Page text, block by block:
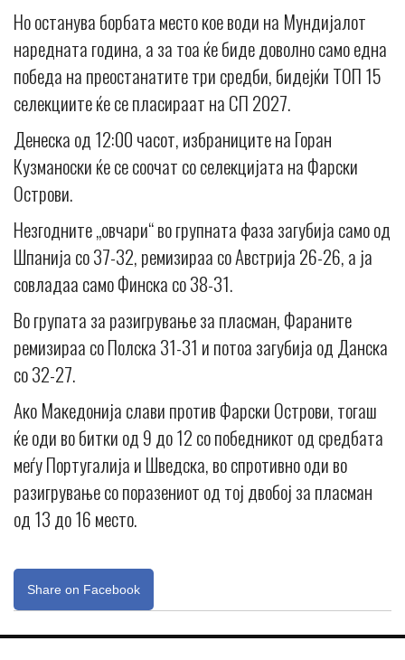
Но останува борбата место кое води на Мундијалот
наредната година, а за тоа ќе биде доволно само една
победа на преостанатите три средби, бидејќи ТОП 15
селекциите ќе се пласираат на СП 2027.
Денеска од 12:00 часот, избраниците на Горан
Кузманоски ќе се соочат со селекцијата на Фарски
Острови.
Незгодните „овчари“ во групната фаза загубија само од
Шпанија со 37-32, ремизираа со Австрија 26-26, а ја
совладаа само Финска со 38-31.
Во групата за разигрување за пласман, Фараните
ремизираа со Полска 31-31 и потоа загубија од Данска
со 32-27.
Ако Македонија слави против Фарски Острови, тогаш
ќе оди во битки од 9 до 12 со победникот од средбата
меѓу Португалија и Шведска, во спротивно оди во
разигрување со поразениот од тој двобој за пласман
од 13 до 16 место.
Share on Facebook